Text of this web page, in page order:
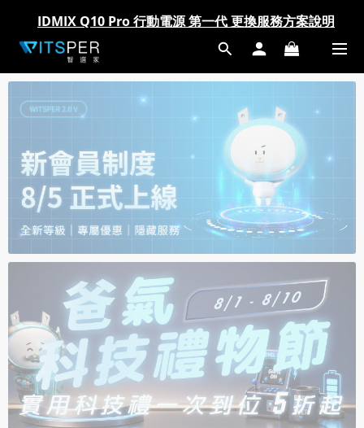
爸氣科技禮物節!精選科技好物5折起 >> 馬上選購
爸氣科技禮物節!精選科技好物5折起 >> 馬上選購